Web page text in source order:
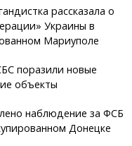
рассказала о
Украины в
Мариуполе
поразили новые
объекты
наблюдение за ФСБ
Донецке